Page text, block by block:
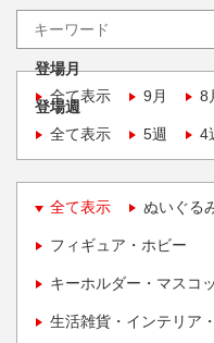
登場月
全て表示
9月 8
登場週
全て表示
5週 4
全て表示 ぬいぐる
フィギュア・ホビー
キーホルダー・マスコ
生活雑貨・インテリア